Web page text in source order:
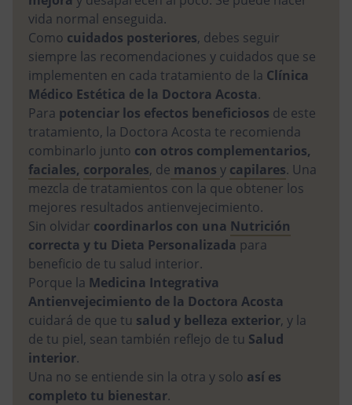
vida normal enseguida.
Como cuidados posteriores, debes seguir
siempre las recomendaciones y cuidados que se
implementen en cada tratamiento de la Clínica
Médico Estética de la Doctora Acosta.
Para potenciar los efectos beneficiosos de este
tratamiento, la Doctora Acosta te recomienda
combinarlo junto con otros complementarios,
faciales, corporales, de manos y capilares. Una
mezcla de tratamientos con la que obtener los
mejores resultados antienvejecimiento.
Sin olvidar coordinarlos con una Nutrición
correcta y tu Dieta Personalizada para
beneficio de tu salud interior.
Porque la Medicina Integrativa
Antienvejecimiento de la Doctora Acosta
cuidará de que tu salud y belleza exterior, y la
de tu piel, sean también reflejo de tu Salud
interior.
Una no se entiende sin la otra y solo así es
completo tu bienestar.